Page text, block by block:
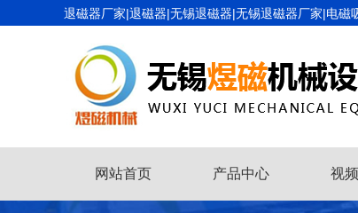
退磁器厂家|退磁器|无锡退磁器|无锡退磁器厂家|电磁
网站首页 产品中心 视